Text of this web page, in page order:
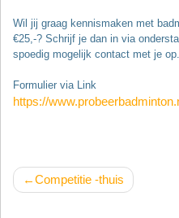
Wil jij graag kennismaken met
€25,-? Schrijf je dan in via
spoedig mogelijk contact met je op.
Formulier via Link
https://
Bericht
navigatie
Competitie -thuis